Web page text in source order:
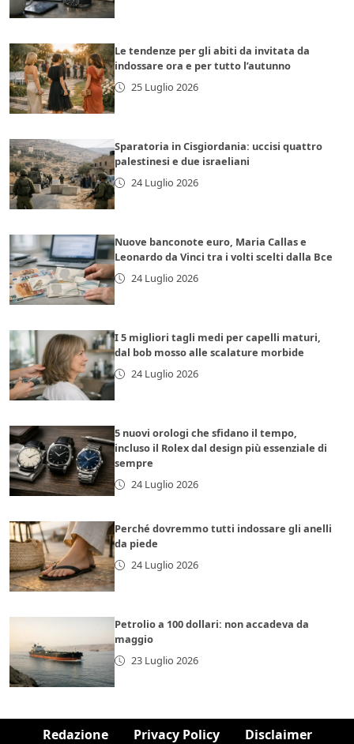
Le tendenze per gli abiti da invitata da
indossare ora e per tutto l’autunno
25 Luglio 2026
Sparatoria in Cisgiordania: uccisi quattro
palestinesi e due israeliani
24 Luglio 2026
Nuove banconote euro, Maria Callas e
Leonardo da Vinci tra i volti scelti dalla Bce
24 Luglio 2026
I 5 migliori tagli medi per capelli maturi,
dal bob mosso alle scalature morbide
24 Luglio 2026
5 nuovi orologi che sfidano il tempo,
incluso il Rolex dal design più essenziale di
sempre
24 Luglio 2026
Perché dovremmo tutti indossare gli anelli
da piede
24 Luglio 2026
Petrolio a 100 dollari: non accadeva da
maggio
23 Luglio 2026
Redazione Privacy Policy Disclaimer